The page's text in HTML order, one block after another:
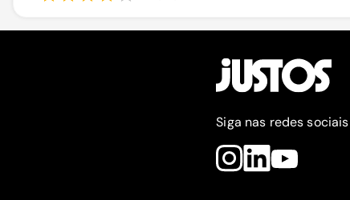
Siga nas redes sociais